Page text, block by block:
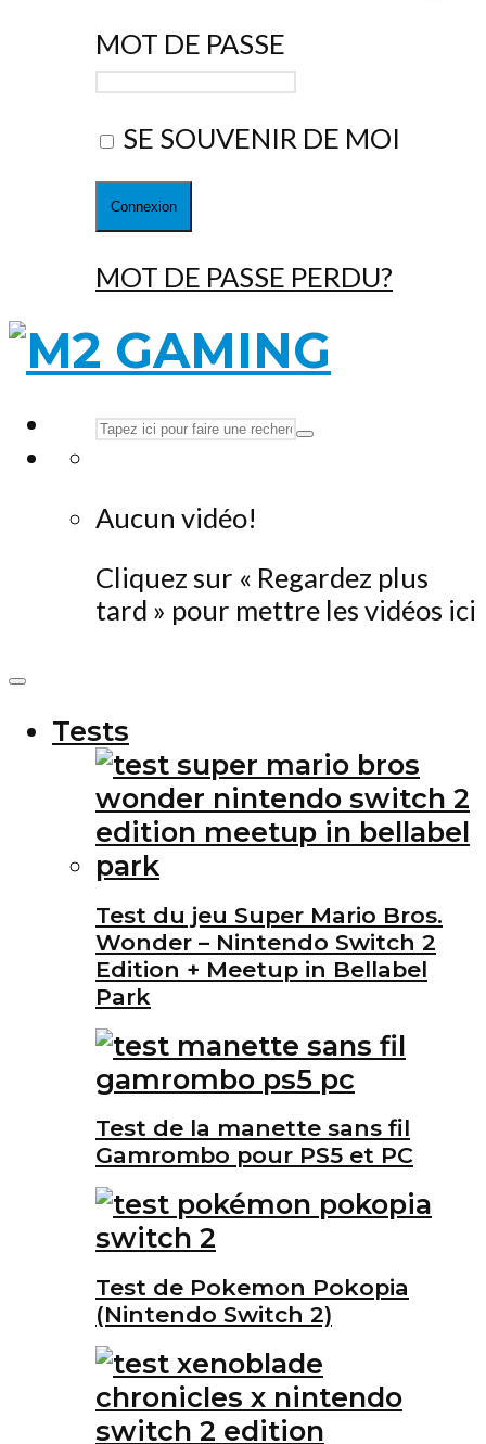
MOT DE PASSE
SE SOUVENIR DE MOI
MOT DE PASSE PERDU?
Aucun vidéo!
Cliquez sur « Regardez plus
tard » pour mettre les vidéos ici
Tests
Test du jeu Super Mario Bros.
Wonder – Nintendo Switch 2
Edition + Meetup in Bellabel
Park
Test de la manette sans fil
Gamrombo pour PS5 et PC
Test de Pokemon Pokopia
(Nintendo Switch 2)